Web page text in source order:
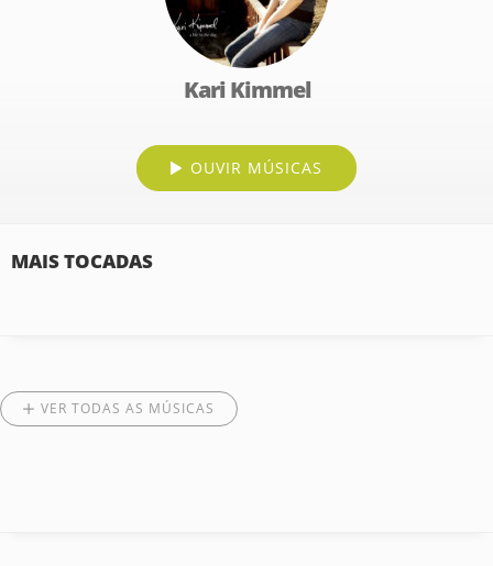
Kari Kimmel
OUVIR MÚSICAS
MAIS TOCADAS
VER TODAS AS MÚSICAS